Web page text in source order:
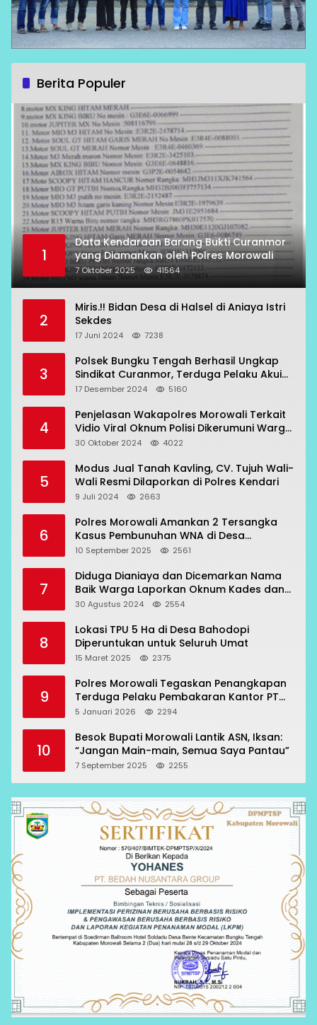
Berita Populer
1
Data Kendaraan Barang Bukti Curanmor
yang Diamankan oleh Polres Morowali
7 Oktober 2025 41564
2
Miris.!! Bidan Desa di Halsel di Aniaya Istri
Sekdes
17 Juni 2024 7238
3
Polsek Bungku Tengah Berhasil Ungkap
Sindikat Curanmor, Terduga Pelaku Akui
Beraksi di 7 Lokasi
17 Desember 2024 5160
4
Penjelasan Wakapolres Morowali Terkait
Vidio Viral Oknum Polisi Dikerumuni Warga
Bahodopi
30 Oktober 2024 4022
5
Modus Jual Tanah Kavling, CV. Tujuh Wali-
Wali Resmi Dilaporkan di Polres Kendari
9 Juli 2024 2663
6
Polres Morowali Amankan 2 Tersangka
Kasus Pembunuhan WNA di Desa
Topogaro
10 September 2025 2561
7
Diduga Dianiaya dan Dicemarkan Nama
Baik Warga Laporkan Oknum Kades dan
Oknum Polisi
30 Agustus 2024 2554
8
Lokasi TPU 5 Ha di Desa Bahodopi
Diperuntukan untuk Seluruh Umat
15 Maret 2025 2375
9
Polres Morowali Tegaskan Penangkapan
Terduga Pelaku Pembakaran Kantor PT
RCP Sesuai Prosedur
5 Januari 2026 2294
10
Besok Bupati Morowali Lantik ASN, Iksan:
“Jangan Main-main, Semua Saya Pantau”
7 September 2025 2255